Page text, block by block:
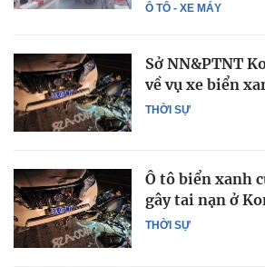
Ô TÔ - XE MÁY
THỜI SỰ
Sở NN&PTNT
về vụ xe biển
THỜI SỰ
Ô tô biển xanh
gây tai nạn ở